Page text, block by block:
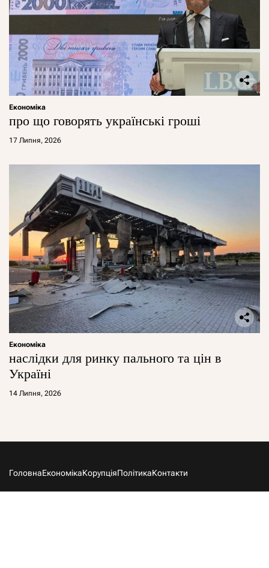
Економіка
про що говорять українські гроші
17 Липня, 2026
Економіка
наслідки для ринку пального та цін в
Україні
14 Липня, 2026
ГоловнаЕкономікаКорупціяПолітикаКонтакти